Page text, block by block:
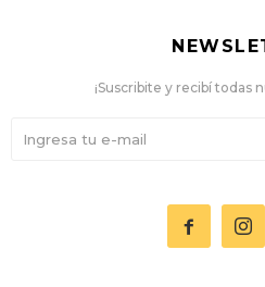
 
¡Suscribite y recibí todas